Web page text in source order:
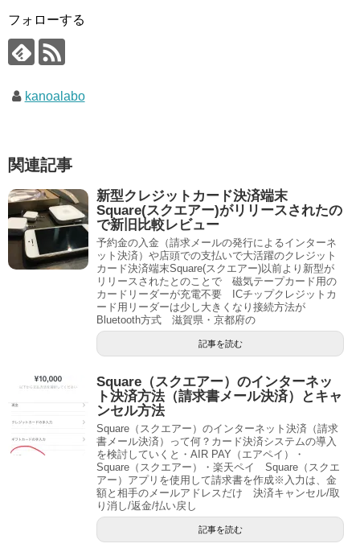
フォローする
kanoalabo
関連記事
新型クレジットカード決済端末
Square(スクエアー)がリリースされたの
で新旧比較レビュー
予約金の入金（請求メールの発行によるインターネ
ット決済）や店頭での支払いで大活躍のクレジット
カード決済端末Square(スクエアー)以前より新型が
リリースされたとのことで 磁気テープカード用の
カードリーダーが充電不要 ICチップクレジットカ
ード用リーダーは少し大きくなり接続方法が
Bluetooth方式 滋賀県・京都府の
記事を読む
Square（スクエアー）のインターネッ
ト決済方法（請求書メール決済）とキャ
ンセル方法
Square（スクエアー）のインターネット決済（請求
書メール決済）って何？カード決済システムの導入
を検討していくと・AIR PAY（エアペイ）・
Square（スクエアー）・楽天ペイ Square（スクエ
アー）アプリを使用して請求書を作成※入力は、金
額と相手のメールアドレスだけ 決済キャンセル/取
り消し/返金/払い戻し
記事を読む